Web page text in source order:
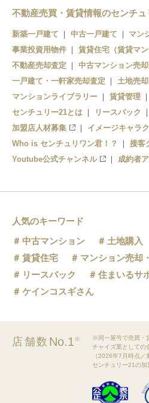
荻窪
不動産売買・賃貸情報のセンチュ
新築一戸建て 中古一戸建て マン
事業投資用物件
賃貸住宅（賃貸マン
不動産売却査定
中古マンション売
一戸建て・一軒家売却査定
土地売
マンションライブラリー
賃貸管理
センチュリー21とは
リースバック
加盟店人材募集
イメージキャラ
Who is センチュリワン君！？
接客
Youtube公式チャンネル
成約者
人気のキーワード
中古マンション
土地購入
賃貸住宅
マンション売却
リースバック
住まいるサ
ケインコスギさん
店舗数 No.1※
※同一屋号で売買・
チャイズ業としての
（2026年7月時点／
センチュリー21の加